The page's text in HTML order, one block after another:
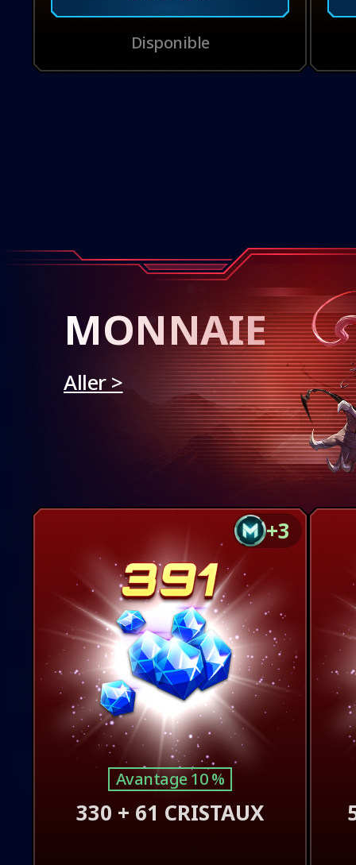
Disponible
MONNAIE
Aller >
+3
Avantage 10 %
330 + 61 CRISTAUX